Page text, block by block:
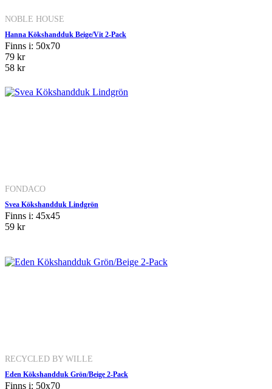
NOBLE HOUSE
Hanna Kökshandduk Beige/Vit 2-Pack
Finns i: 50x70
79 kr
58 kr
FONDACO
Svea Kökshandduk Lindgrön
Finns i: 45x45
59 kr
RECYCLED BY WILLE
Eden Kökshandduk Grön/Beige 2-Pack
Finns i: 50x70